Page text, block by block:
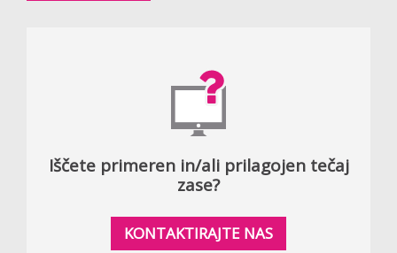
Iščete primeren in/ali prilagojen tečaj
zase?
KONTAKTIRAJTE NAS